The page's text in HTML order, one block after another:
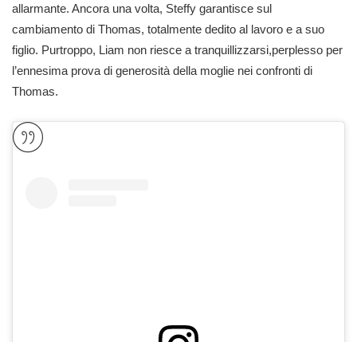
allarmante. Ancora una volta, Steffy garantisce sul
cambiamento di Thomas, totalmente dedito al lavoro e a suo
figlio. Purtroppo, Liam non riesce a tranquillizzarsi,perplesso per
l’ennesima prova di generosità della moglie nei confronti di
Thomas.